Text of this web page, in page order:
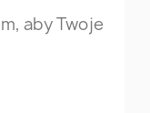
aby Twoje